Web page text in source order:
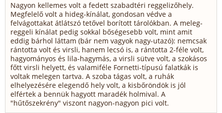
Nagyon kellemes volt a fedett szabadtéri reggelizőhely.
Megfelelő volt a hideg-kínálat, gondosan védve a
felvágottakat átlátszó tetővel borított tárolókban. A meleg-
reggeli kínálat pedig sokkal bőségesebb volt, mint amit
eddig bárhol láttam (bár nem vagyok nagy-utazó): nemcsak
rántotta volt és virsli, hanem lecsó is, a rántotta 2-féle volt,
hagyományos és lila-hagymás, a virsli sütve volt, a szokásos
főtt virsli helyett, és valamiféle Fornetti-típusú falatkák is
voltak melegen tartva. A szoba tágas volt, a ruhák
elhelyezésére elegendő hely volt, a kisbőröndök is jól
elfértek a bennük hagyott maradék holmival. A
"hűtőszekrény" viszont nagyon-nagyon pici volt.